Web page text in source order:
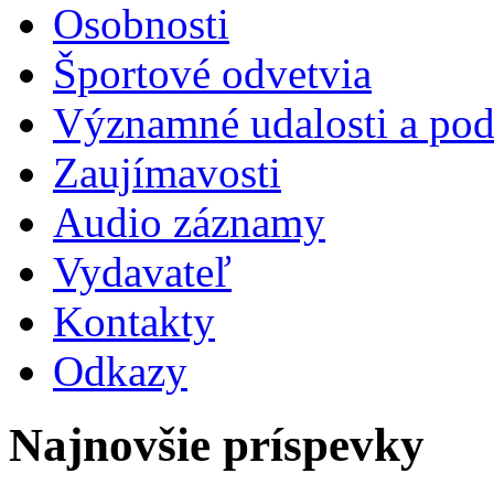
Osobnosti
Športové odvetvia
Významné udalosti a
Zaujímavosti
Audio záznamy
Vydavateľ
Kontakty
Odkazy
Najnovšie príspevky